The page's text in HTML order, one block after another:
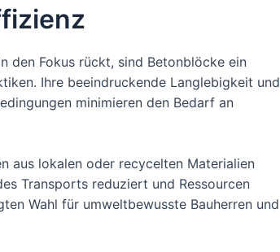
den Fokus rückt, sind Betonblöcke ein
Ihre beeindruckende Langlebigkeit und
minimieren den Bedarf an
aus lokalen oder recycelten Materialien
Transports reduziert und Ressourcen
Wahl für umweltbewusste Bauherren und